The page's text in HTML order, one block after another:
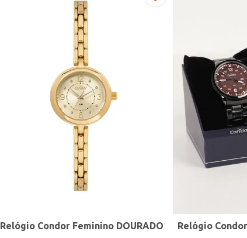
Relógio Condor Feminino DOURADO Relógio